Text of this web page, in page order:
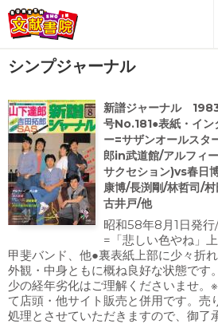
会員登録
ログイン
シンプジャーナル
新譜ジャーナル
号No.181●表紙・イン
ー=サザンオールスタ
郎in武道館/アルフィ
サクセション)vs春日
康博/長渕剛/林哲司/
古井戸/他
昭和58年8月1日発
=「悲しい色やね」
甲斐バンド、他●裏表紙上部に少々折
外観・中身ともに概ね良好な状態です
少の経年劣化はご理解くださいませ。
て店頭・他サイト販売と併用です。売
処理とさせていただきますので、御了